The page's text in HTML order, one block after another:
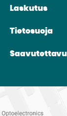
Laskutus
Tietosuoja